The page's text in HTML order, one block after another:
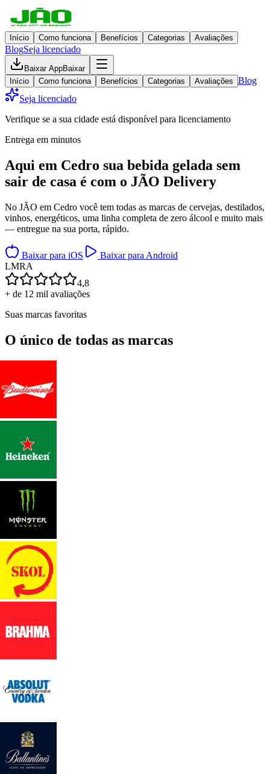
Início Como funciona Benefícios Categorias Avaliações
BlogSeja licenciado
Baixar AppBaixar
Início
Como funciona Benefícios Categorias Avaliações Blog
Seja licenciado
Verifique se a sua cidade está disponível para licenciamento
Entrega em minutos
Aqui em Cedro sua bebida gelada sem
sair de casa é com o JÃO Delivery
No JÃO em Cedro você tem todas as marcas de cervejas, destilados,
vinhos, energéticos, uma linha completa de zero álcool e muito mais
— entregue na sua porta, rápido.
Baixar para iOS
Baixar para Android
LMRA
4,8
+ de 12 mil avaliações
Suas marcas favoritas
O único de todas as marcas